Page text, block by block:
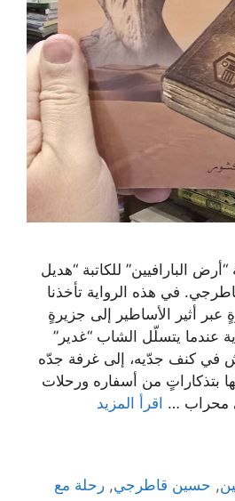
البارافيين” للكاتبة “هديل
في هذه الرواية تأخذنا
عبر أثير الأساطير إلى جزيرةٍ
عندما يتسلّل الشاب “غدير”
في كنف جدّيه، إلى غرفة جدّه
بتذكاراتٍ من أسفاره ورحلات
محراب … اقرأ المزيد
, حسين قاطرجي,رحلة مع